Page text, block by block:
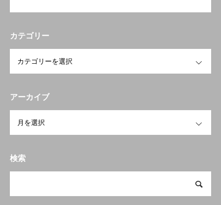
カテゴリー
アーカイブ
検索